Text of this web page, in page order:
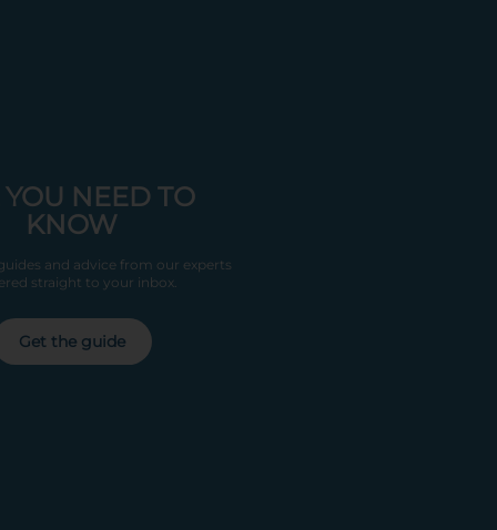
NEED TO
KNOW
and advice from our experts
straight to your inbox.
Get the guide